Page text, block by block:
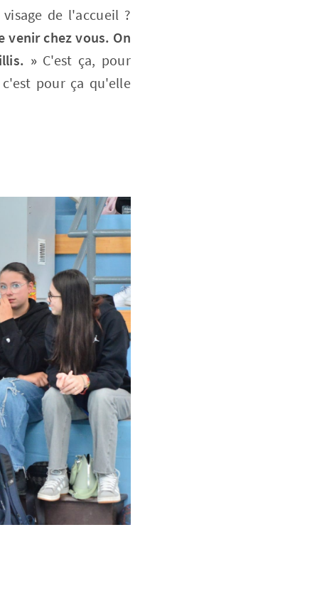
de l'accueil ?
venir chez vous. On
» C'est ça, pour
pour ça qu'elle